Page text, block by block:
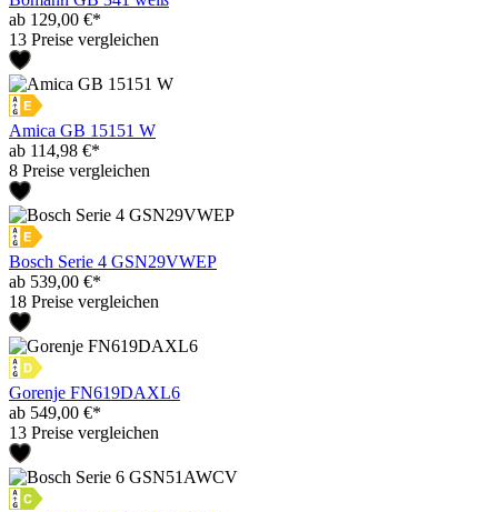
ab 129,00 €*
13 Preise vergleichen
Amica GB 15151 W
ab 114,98 €*
8 Preise vergleichen
Bosch Serie 4 GSN29VWEP
ab 539,00 €*
18 Preise vergleichen
Gorenje FN619DAXL6
ab 549,00 €*
13 Preise vergleichen